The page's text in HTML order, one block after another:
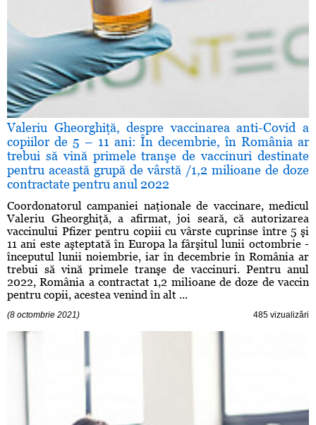
Valeriu Gheorghiţă, despre vaccinarea anti-Covid a
copiilor de 5 – 11 ani: În decembrie, în România ar
trebui să vină primele tranşe de vaccinuri destinate
pentru această grupă de vârstă /1,2 milioane de doze
contractate pentru anul 2022
Coordonatorul campaniei naţionale de vaccinare, medicul
Valeriu Gheorghiţă, a afirmat, joi seară, că autorizarea
vaccinului Pfizer pentru copiii cu vârste cuprinse între 5 şi
11 ani este aşteptată în Europa la fârşitul lunii octombrie -
începutul lunii noiembrie, iar în decembrie în România ar
trebui să vină primele tranşe de vaccinuri. Pentru anul
2022, România a contractat 1,2 milioane de doze de vaccin
pentru copii, acestea venind în alt ...
(8 octombrie 2021) 485 vizualizări